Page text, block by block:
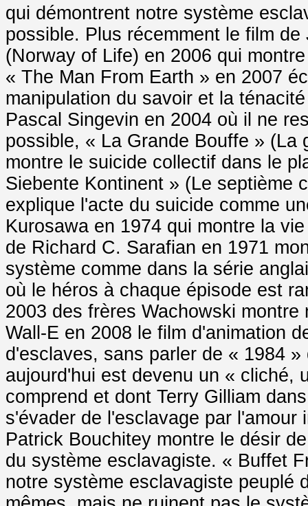
qui démontrent notre système
possible. Plus récemment le film
(Norway of Life) en 2006 qui
« The Man From Earth » en 2007
manipulation du savoir et la
Pascal Singevin en 2004 où il ne
possible, « La Grande Bouffe » (La
montre le suicide collectif dans le
Siebente Kontinent » (Le septième
explique l'acte du suicide comme
Kurosawa en 1974 qui montre la
de Richard C. Sarafian en 1971
système comme dans la série
où le héros à chaque épisode est
2003 des frères Wachowski
Wall-E en 2008 le film d'animation
d'esclaves, sans parler de « 1984
aujourd'hui est devenu un « cliché,
comprend et dont Terry Gilliam
s'évader de l'esclavage par
Patrick Bouchitey montre le désir
du système esclavagiste. « Buffet
notre système esclavagiste peuplé